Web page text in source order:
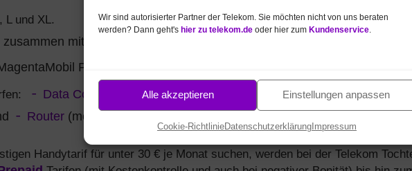
Wir sind autorisierter Partner der Telekom. Sie möchten nicht von uns beraten
werden? Dann geht's hier zu telekom.de oder hier zum Kundenservice
Alle akzeptieren Einstellungen anpassen
Cookie-RichtlinieDatenschutzerklärungImpressum
L und XL.
zusammen mit Telekom Handyvertrag besonders günstig.
Prepaid (perfekt für Kinder / Jugendliche).
Data Comfort
S, M, L.
Router (mobiler WLAN Router) passend zum Datentarif.
Handytarif für unter 30 € je Monat suchen, werden bei der Telekom